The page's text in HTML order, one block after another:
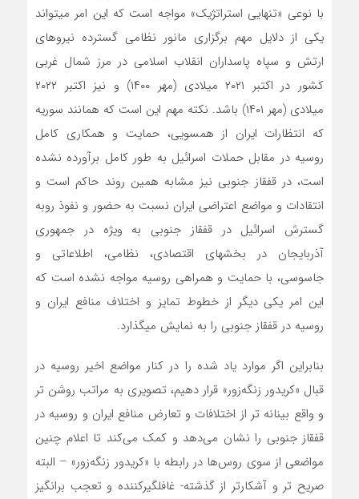
با نوعی «تنهایی استراتژیک» مواجه است که این امر می­تواند
یکی از دلایل مهم برگزاری مانور نظامی گسترده نیروهای
ارتش و سپاه پاسداران انقلاب اسلامی در مرز شمال غربی
کشور در اکتبر ۲۰۲۱ میلادی (مهر ۱۴۰۰) و نیز اکتبر ۲۰۲۲
میلادی (مهر ۱۴۰۱) باشد. نکته مهم این است که همانند سوریه
که انتظارات ایران از همسویی، حمایت و همکاری کامل
روسیه در مقابل حملات اسرائیل به طور کامل برآورده نشده
است، در قفقاز جنوبی نیز مشابه همین روند حاکم است و
انتقادات و مواضع اعتراضی ایران نسبت به حضور و نفوذ روبه
گسترش اسرائیل در قفقاز جنوبی به ویژه در جمهوری
آذربایجان در بخش­های اقتصادی، نظامی، اطلاعاتی و
جاسوسی، با حمایت و همراهی روسیه مواجه نشده است که
این امر یکی دیگر از خطوط تمایز و اختلاف منافع ایران و
روسیه در قفقاز جنوبی را به نمایش می­گذارد.
بنابراین اگر موارد یاد شده را در کنار مواضع اخیر روسیه در
قبال «کریدور ‌زنگه‌زور» قرار دهیم، تصویری به مراتب روشن تر
و واقع بینانه تر از اختلافات و تعارض منافع ایران و روسیه در
قفقاز جنوبی را نشان می‌دهد و کمک‌ می‌کند تا اعلام چنین
مواضعی از سوی روس‌ها در رابطه با «کریدور ‌زنگه‌زور» – البته
صریح تر و آشکارتر از گذشته- غافلگیرکننده و تعجب برانگیز